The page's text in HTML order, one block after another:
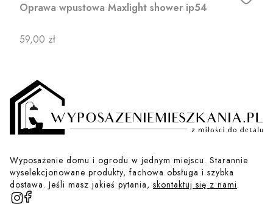
Oprawa wpustowa Maxlight shower ip54
Cena
59,00 zł
Wyposażenie domu i ogrodu w jednym miejscu. Starannie
wyselekcjonowane produkty, fachowa obsługa i szybka
dostawa. Jeśli masz jakieś pytania, skontaktuj się z nami.